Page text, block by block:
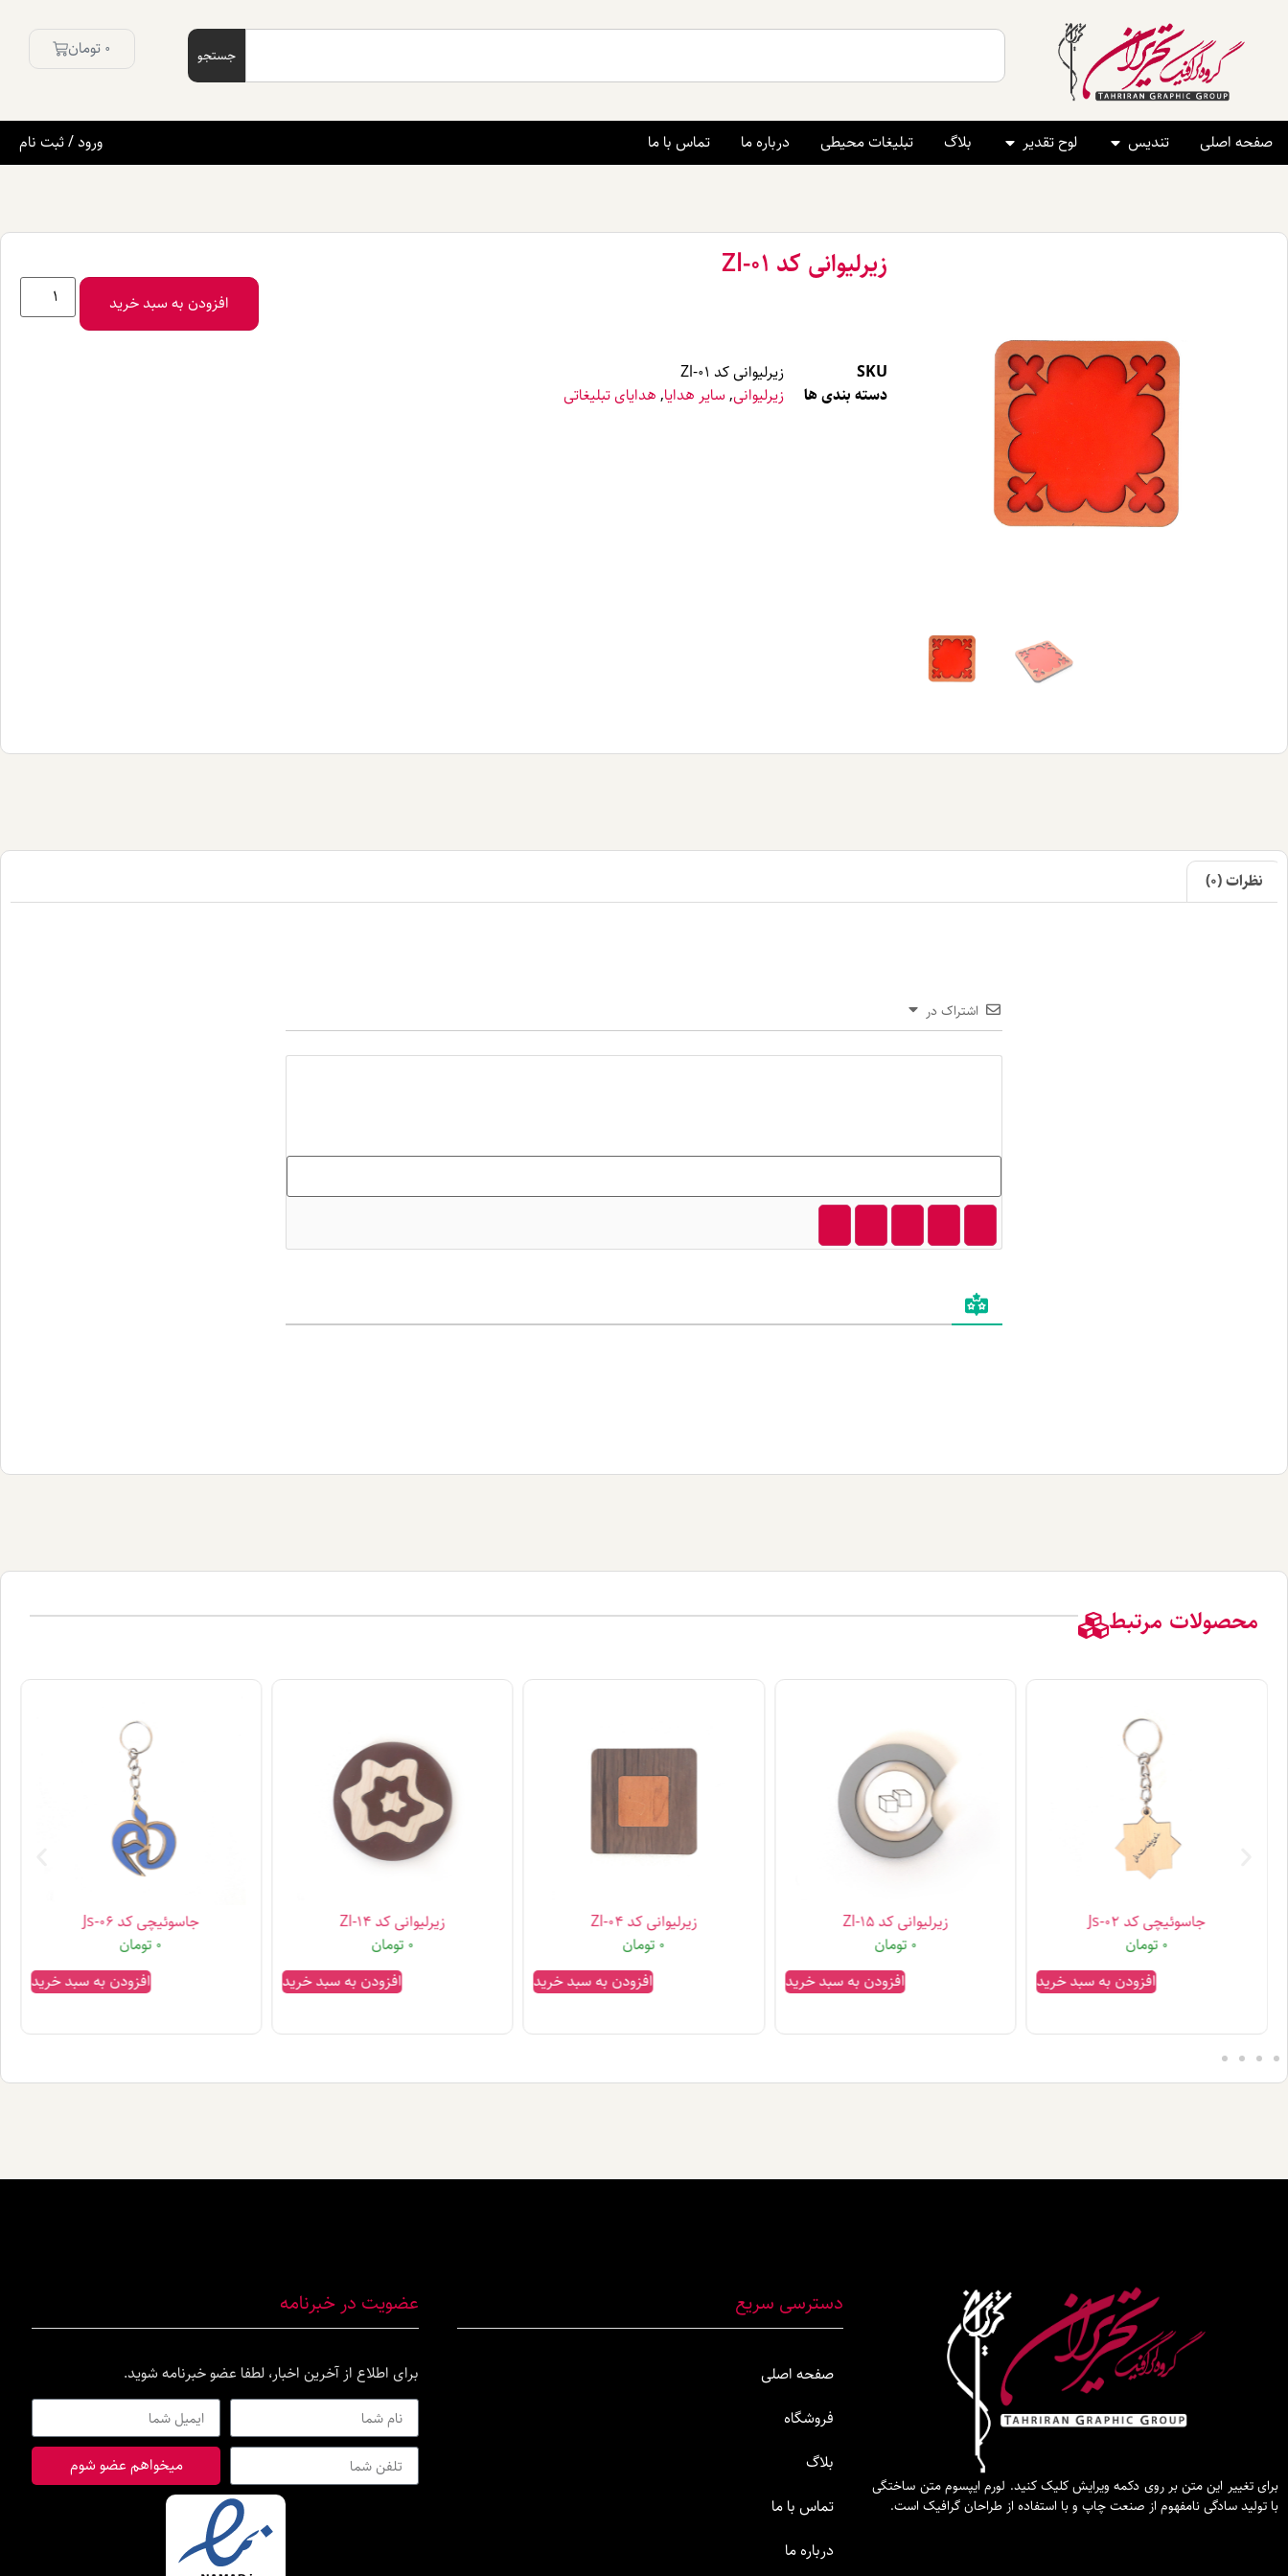
جستجو 0 تومان
صفحه اصلی تندیس لوح تقدیر بلاگ تبلیغات محیطی درباره ما تماس با ما ورود / ثبت نام
زیرلیوانی کد Zl-01
افزودن به سبد خرید
SKU
زیرلیوانی کد Zl-01
دسته بندی ها
زیرلیوانی,سایر هدایا, هدایای تبلیغاتی
نظرات (0)
اشتراک در
محصولات مرتبط
جاسوئیچی کد Js-02
0 تومان
افزودن به سبد خرید
زیرلیوانی کد Zl-15
0 تومان
افزودن به سبد خرید
زیرلیوانی کد Zl-04
0 تومان
افزودن به سبد خرید
زیرلیوانی کد Zl-14
0 تومان
افزودن به سبد خرید
جاسوئیچی کد Js-06
0 تومان
افزودن به سبد خرید
برای تغییر این متن بر روی دکمه ویرایش کلیک کنید. لورم ایپسوم متن ساختگی
با تولید سادگی نامفهوم از صنعت چاپ و با استفاده از طراحان گرافیک است.
دسترسی سریع
صفحه اصلی
فروشگاه
بلاگ
تماس با ما
درباره ما
عضویت در خبرنامه
برای اطلاع از آخرین اخبار، لطفا عضو خبرنامه شوید.
میخواهم عضو شوم